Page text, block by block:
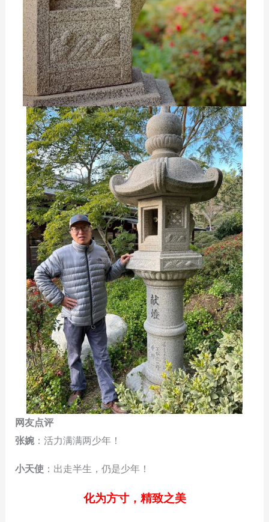
网友点评
张婉 ：活力满满两少年！
小天使 ：出走半生，仍是少年！
化为方寸，精致之美